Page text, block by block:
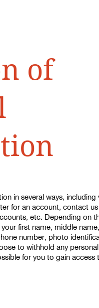
of
in several ways, including
for an account, contact
etc. Depending on
first name, middle
number, photo
to withhold any
for you to gain access